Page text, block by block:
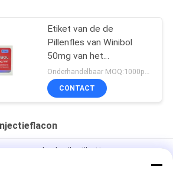
Etiket van de de
Pillenfles van Winibol
50mg van het
Genetiklaboratorium het
Mondelinge
Onderhandelbaar MOQ:1000pcs/design
CONTACT
voor oraal gebruik etiketten
Etiketten Peptide flacon